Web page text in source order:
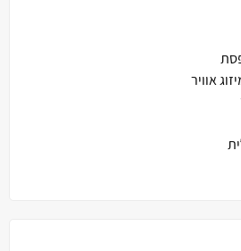
אוויר